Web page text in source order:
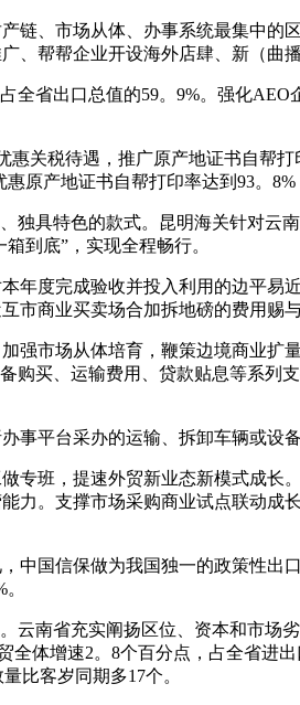
、市场从体、办事系统最集中的
帮帮企业开设海外店肆、新（曲
省出口总值的59。9%。强化
税待遇，推广原产地证书自帮打
原产地证书自帮打印率达到93。8%
具特色的款式。昆明海关针对云
到底”，实现全程畅行。
度完成验收并投入利用的边平易
商业买卖场合加拆地磅的费用赐
市场从体培育，鞭策边境商业扩
购买、运输费用、贷款贴息等系
平台采办的运输、拆卸车辆或设备
班，提速外贸新业态新模式成长
力。支撑市场采购商业试点联动成
国信保做为我国独一的政策性出
南省充实阐扬区位、资本和市场
全体增速2。8个百分点，占全省进
比客岁同期多17个。